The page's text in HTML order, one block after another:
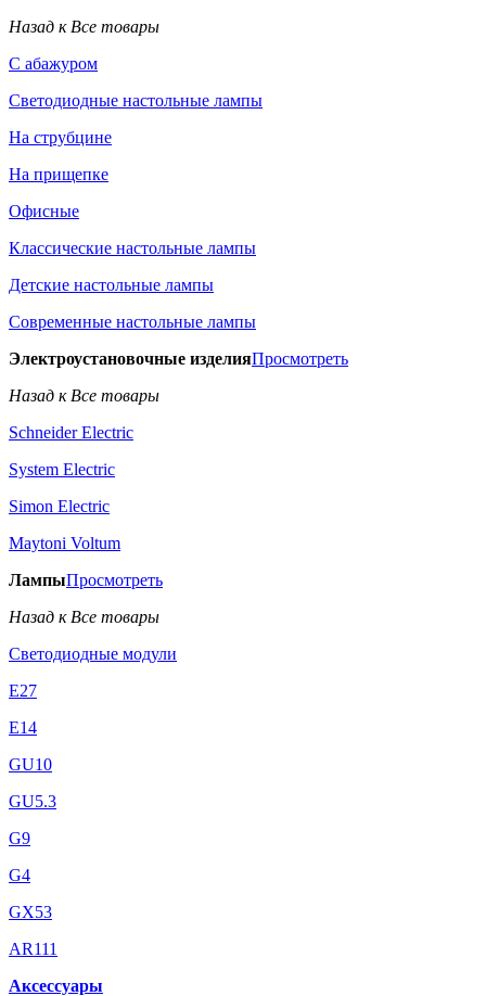
Назад к Все товары
С абажуром
Светодиодные настольные лампы
На струбцине
На прищепке
Офисные
Классические настольные лампы
Детские настольные лампы
Современные настольные лампы
Электроустановочные изделияПросмотреть
Назад к Все товары
Schneider Electric
System Electric
Simon Electric
Maytoni Voltum
ЛампыПросмотреть
Назад к Все товары
Светодиодные модули
E27
E14
GU10
GU5.3
G9
G4
GX53
AR111
Аксессуары